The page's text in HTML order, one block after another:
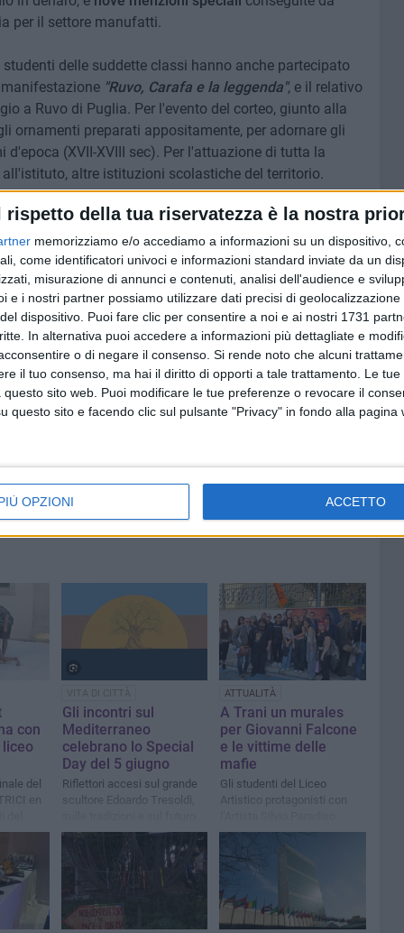
rispetto della tua riservatezza è la nostra
memorizziamo e/o accediamo a informazioni su un dispositivo,
come identificatori univoci e informazioni standard inviate da un
misurazione di annunci e contenuti, analisi dell'audience e
e i nostri partner possiamo utilizzare dati precisi di
dispositivo. Puoi fare clic per consentire a noi e ai nostri 1731
In alternativa puoi accedere a informazioni più dettagliate e
o di negare il consenso. Si rende noto che alcuni
il tuo consenso, ma hai il diritto di opporti a tale trattamento. Le
sito web. Puoi modificare le tue preferenze o revocare il
questo sito e facendo clic sul pulsante "Privacy" in fondo alla pagina
OPZIONI ACCETTO
per il settore manufatti.
studenti delle suddette classi hanno anche partecipato
"Ruvo, Carafa e la leggenda", e il relativo
a Ruvo di Puglia. Per l'evento del corteo, giunto alla
ornamenti preparati appositamente, per adornare gli
(XVII-XVIII sec). Per l'attuazione di tutta la
altre istituzioni scolastiche del territorio.
dai docentiConcetta Scardigno, promotrice e
eLeonardo Fioredell'IISS Liceo Artistico di Corato,
risultati. Il loro impegno e la loro creatività vengono
auspica che questo successo possa essere un
nel campo dell'oreficeria e del design orafo.
5 AGOSTO 2026
«Zia, sono io, aprimi»: entrano in
casa fingendosi parenti, ma
con
del
en
in un
e
VITA DI CITTÀ
Gli incontri sul
Mediterraneo
celebrano lo Special
Day del 5 giugno
Riflettori accesi sul grande
scultore Edoardo Tresoldi,
del territorio
ATTUALITÀ
A Trani un murales
per Giovanni Falcone
e le vittime delle
mafie
Gli studenti del Liceo
Artistico protagonisti con